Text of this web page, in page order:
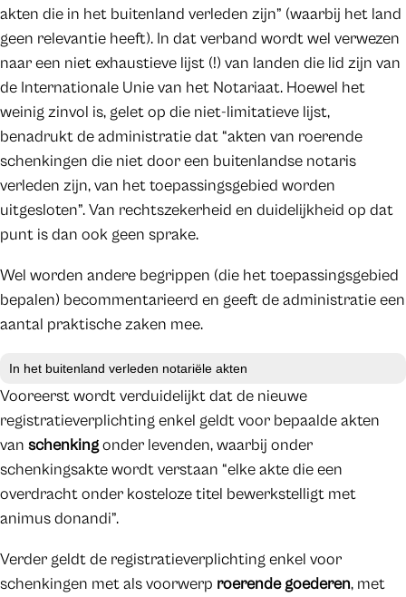
akten die in het buitenland verleden zijn” (waarbij het land
geen relevantie heeft). In dat verband wordt wel verwezen
naar een niet exhaustieve lijst (!) van landen die lid zijn van
de Internationale Unie van het Notariaat. Hoewel het
weinig zinvol is, gelet op die niet-limitatieve lijst,
benadrukt de administratie dat “akten van roerende
schenkingen die niet door een buitenlandse notaris
verleden zijn, van het toepassingsgebied worden
uitgesloten”. Van rechtszekerheid en duidelijkheid op dat
punt is dan ook geen sprake.
Wel worden andere begrippen (die het toepassingsgebied
bepalen) becommentarieerd en geeft de administratie een
aantal praktische zaken mee.
In het buitenland verleden notariële akten
Vooreerst wordt verduidelijkt dat de nieuwe
registratieverplichting enkel geldt voor bepaalde akten
van schenkingonder levenden, waarbij onder
schenkingsakte wordt verstaan “elke akte die een
overdracht onder kosteloze titel bewerkstelligt met
animus donandi”.
Verder geldt de registratieverplichting enkel voor
schenkingen met als voorwerp roerende goederen, met